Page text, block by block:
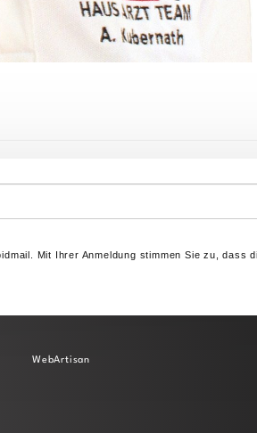
Mit Ihrer Anmeldung stimmen Sie zu, dass
WebArtisan